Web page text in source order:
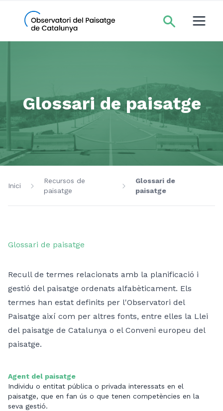
Glossari de paisatge
Inici
Recursos de
paisatge
Glossari de
paisatge
Glossari de paisatge
Recull de termes relacionats amb la planificació i
gestió del paisatge ordenats alfabèticament. Els
termes han estat definits per l'Observatori del
Paisatge així com per altres fonts, entre elles la Llei
del paisatge de Catalunya o el Conveni europeu del
paisatge.
Agent del paisatge
Individu o entitat pública o privada interessats en el
paisatge, que en fan ús o que tenen competències en la
seva gestió.